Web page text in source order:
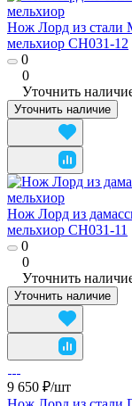
Нож Лорд из стали
мельхиор CH031-12
0
0
Уточнить
Уточнить наличие
Нож Лорд из
мельхиор CH031-11
0
0
Уточнить
Уточнить наличие
9 650 ₽/шт